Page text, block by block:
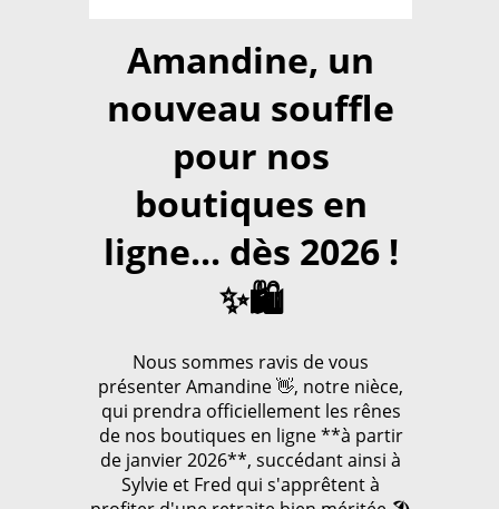
Amandine, un
nouveau souffle
pour nos
boutiques en
ligne... dès 2026 !
✨🛍️
Nous sommes ravis de vous
présenter Amandine 👋, notre nièce,
qui prendra officiellement les rênes
de nos boutiques en ligne **à partir
de janvier 2026**, succédant ainsi à
Sylvie et Fred qui s'apprêtent à